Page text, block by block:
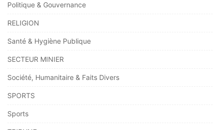
Politique & Gouvernance
RELIGION
Santé & Hygiène Publique
SECTEUR MINIER
Société, Humanitaire & Faits Divers
SPORTS
Sports